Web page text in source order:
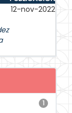
12-nov-2022
1